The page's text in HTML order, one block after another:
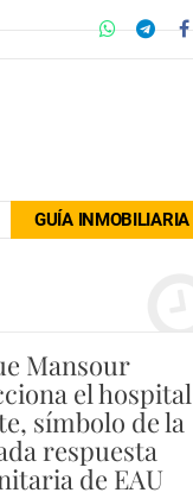
GUÍA INMOBILIARIA
Mansour
el hospital
símbolo de la
respuesta
de EAU